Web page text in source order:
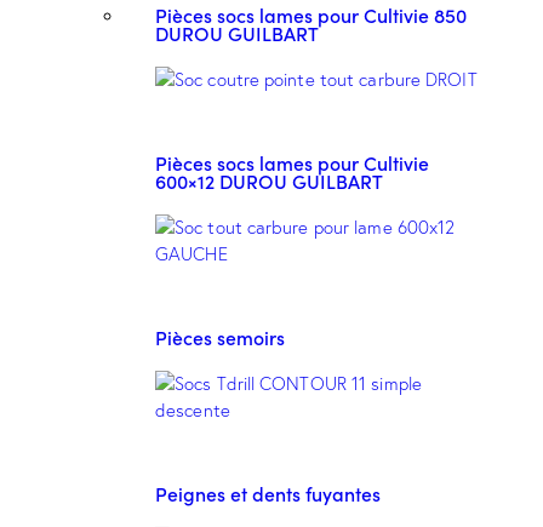
Pièces socs lames pour Cultivie 850
DUROU GUILBART
Pièces socs lames pour Cultivie
600×12 DUROU GUILBART
Pièces semoirs
Peignes et dents fuyantes